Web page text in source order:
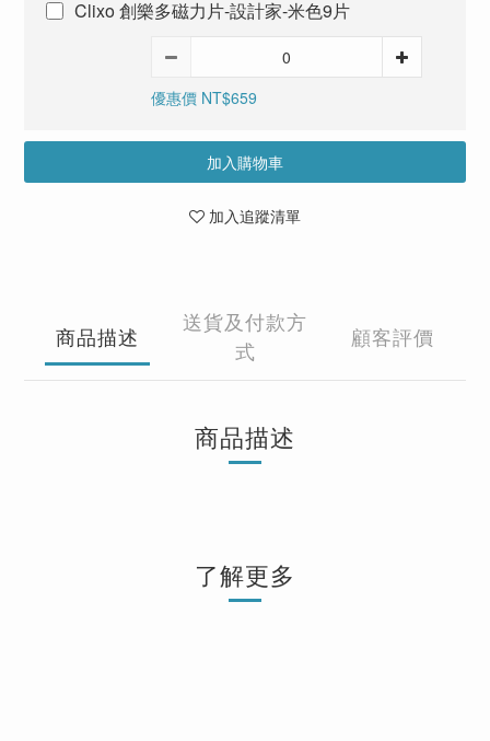
Clixo 創樂多磁力片-設計家-米色9片
優惠價 NT$659
加入購物車
加入追蹤清單
商品描述
送貨及付款方
式
顧客評價
商品描述
了解更多